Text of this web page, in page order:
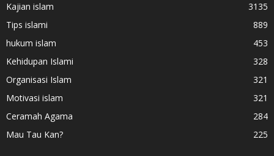
Kajian islam
3135
Tips islami
889
hukum islam
453
Kehidupan Islami
328
Organisasi Islam
321
Motivasi islam
321
Ceramah Agama
284
Mau Tau Kan?
225